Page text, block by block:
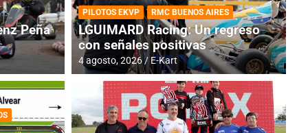
Peña
PILOTOS EKVP RMC BUENOS AIRES
LGUIMARD Racing: Un regreso
con señales positivas
4 agosto, 2026 E-Kart